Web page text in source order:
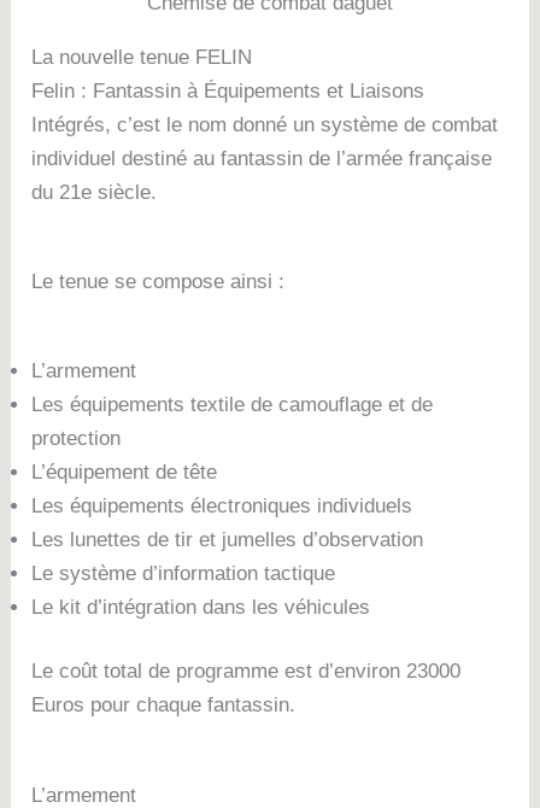
La nouvelle tenue FELIN
Felin : Fantassin à Équipements et Liaisons
Intégrés, c’est le nom donné un système de combat
individuel destiné au fantassin de l’armée française
du 21e siècle.
Le tenue se compose ainsi :
L’armement
Les équipements textile de camouflage et de
protection
L’équipement de tête
Les équipements électroniques individuels
Les lunettes de tir et jumelles d’observation
Le système d’information tactique
Le kit d’intégration dans les véhicules
Le coût total de programme est d’environ 23000
Euros pour chaque fantassin.
L’armement